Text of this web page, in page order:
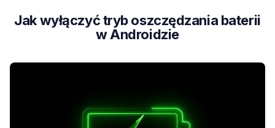
Jak wyłączyć tryb oszczędzania baterii
w Androidzie